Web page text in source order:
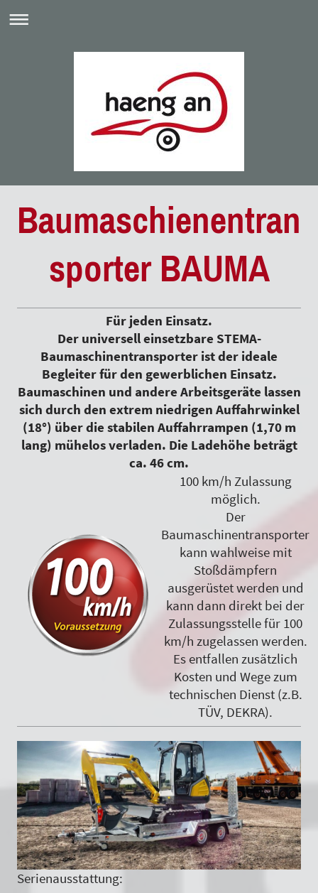
Baumaschienentran
sporter BAUMA
Für jeden Einsatz.
Der universell einsetzbare STEMA-
Baumaschinentransporter ist der ideale
Begleiter für den gewerblichen Einsatz.
Baumaschinen und andere Arbeitsgeräte lassen
sich durch den extrem niedrigen Auffahrwinkel
(18°) über die stabilen Auffahrrampen (1,70 m
lang) mühelos verladen. Die Ladehöhe beträgt
ca. 46 cm.
100 km/h Zulassung
möglich.
Der
Baumaschinentransporter
kann wahlweise mit
Stoßdämpfern
ausgerüstet werden und
kann dann direkt bei der
Zulassungsstelle für 100
km/h zugelassen werden.
Es entfallen zusätzlich
Kosten und Wege zum
technischen Dienst (z.B.
TÜV, DEKRA).
Serienausstattung: